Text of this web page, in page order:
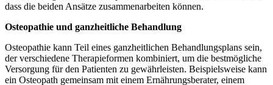
dass die beiden Ansätze zusammenarbeiten können.
Osteopathie und ganzheitliche Behandlung
Osteopathie kann Teil eines ganzheitlichen Behandlungsplans sein,
der verschiedene Therapieformen kombiniert, um die bestmögliche
Versorgung für den Patienten zu gewährleisten. Beispielsweise kann
ein Osteopath gemeinsam mit einem Ernährungsberater, einem